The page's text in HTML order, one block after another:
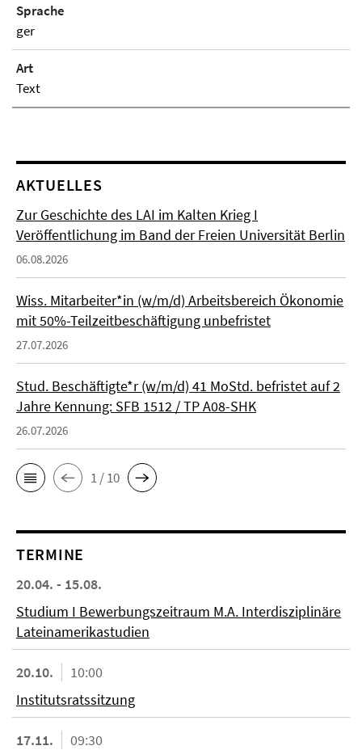
Sprache
ger
Art
Text
AKTUELLES
Zur Geschichte des LAI im Kalten Krieg I
Veröffentlichung im Band der Freien Universität Berlin
06.08.2026
Wiss. Mitarbeiter*in (w/m/d) Arbeitsbereich Ökonomie
mit 50%-Teilzeitbeschäftigung unbefristet
27.07.2026
Stud. Beschäftigte*r (w/m/d) 41 MoStd. befristet auf 2
Jahre Kennung: SFB 1512 / TP A08-SHK
26.07.2026
1 / 10
TERMINE
20.04. - 15.08.
Studium I Bewerbungszeitraum M.A. Interdisziplinäre
Lateinamerikastudien
20.10.
10:00
Institutsratssitzung
17.11.
09:30